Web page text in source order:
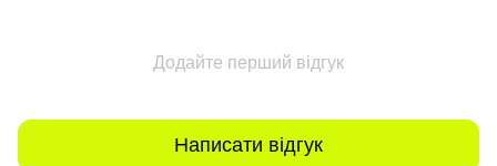
Додайте перший відгук
Написати відгук